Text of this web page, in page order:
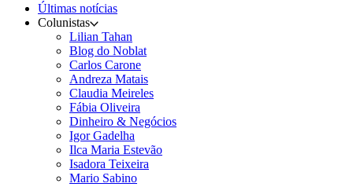
Últimas notícias
Colunistas
Lilian Tahan
Blog do Noblat
Carlos Carone
Andreza Matais
Claudia Meireles
Fábia Oliveira
Dinheiro & Negócios
Igor Gadelha
Ilca Maria Estevão
Isadora Teixeira
Mario Sabino